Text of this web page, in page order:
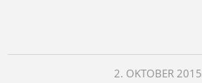
2. OKTOBER 2015